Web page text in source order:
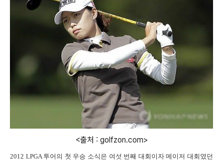
<출처 : golfzon.com>
2012 LPGA 투어의 첫 우승 소식은 여섯 번째 대회이자 메이저 대회였던